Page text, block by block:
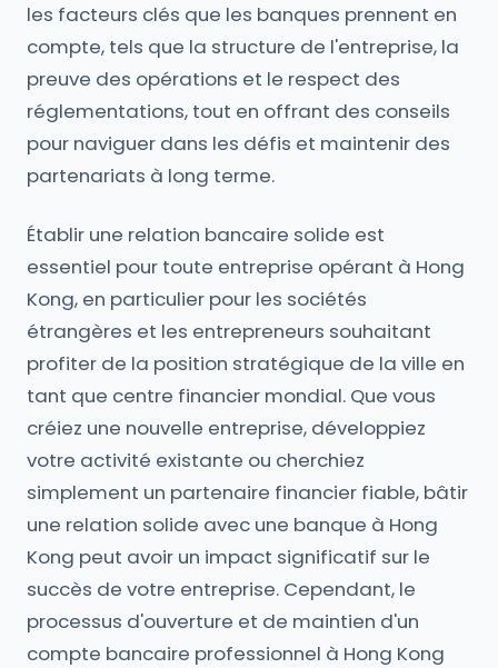
les facteurs clés que les banques prennent en
compte, tels que la structure de l'entreprise, la
preuve des opérations et le respect des
réglementations, tout en offrant des conseils
pour naviguer dans les défis et maintenir des
partenariats à long terme.
Établir une relation bancaire solide est
essentiel pour toute entreprise opérant à Hong
Kong, en particulier pour les sociétés
étrangères et les entrepreneurs souhaitant
profiter de la position stratégique de la ville en
tant que centre financier mondial. Que vous
créiez une nouvelle entreprise, développiez
votre activité existante ou cherchiez
simplement un partenaire financier fiable, bâtir
une relation solide avec une banque à Hong
Kong peut avoir un impact significatif sur le
succès de votre entreprise. Cependant, le
processus d'ouverture et de maintien d'un
compte bancaire professionnel à Hong Kong